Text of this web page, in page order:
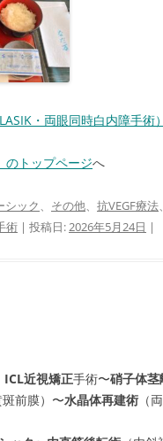
・両眼同時白内障手術
トップページへ
シック、 その他、 抗VEGF療法、
術 | 投稿日:2026年5月24日 |
ICL近視矯正手術〜硝子体茎
前膜）〜水晶体再建術 （